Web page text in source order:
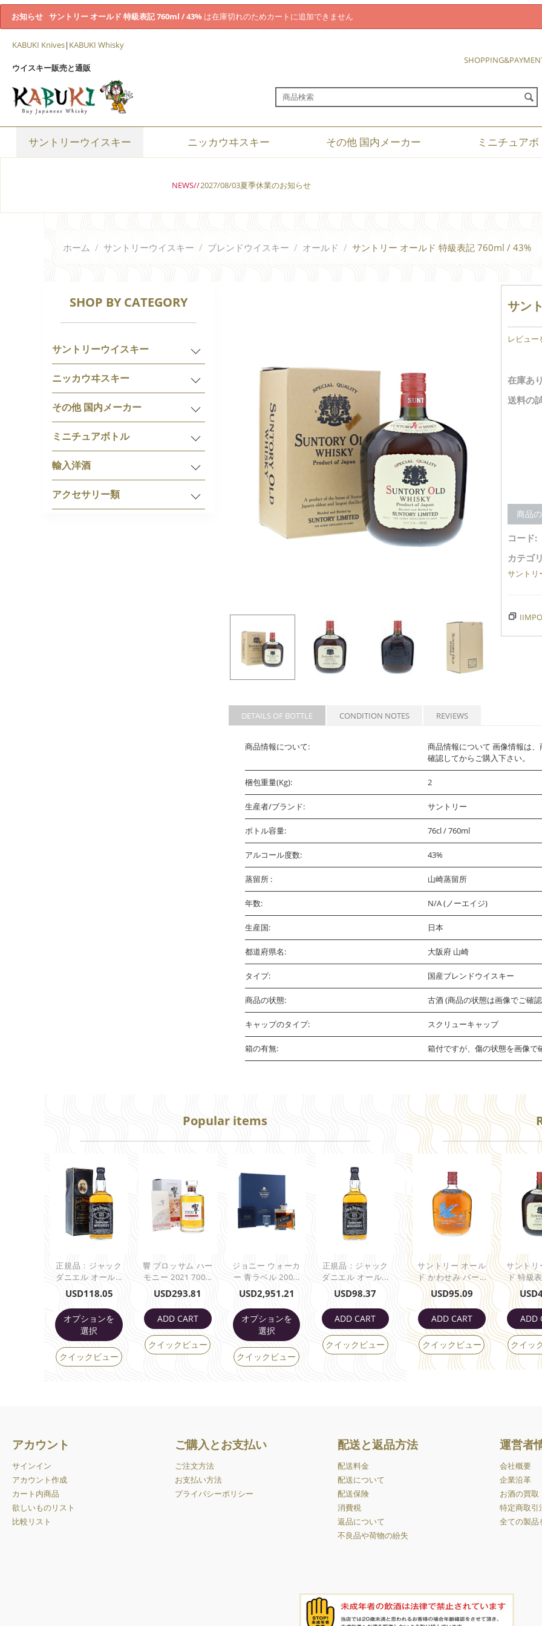
お知らせ サントリー オールド 特級表記 760ml / 43% は在庫切れのためカートに追加できません
KABUKI Knives| KABUKI Whisky
ウイスキー販売と通販
サントリーウイスキー ニッカウヰスキー その他 国内メーカー ミニチュア
NEWS//2027/08/03夏季休業のお知らせ
ホーム / サントリーウイスキー / ブレンドウイスキー / オールド / サントリー オールド 特級表記 760ml / 43%
SHOP BY CATEGORY
サントリーウイスキー
ニッカウヰスキー
その他 国内メーカー
ミニチュアボトル
輸入洋酒
アクセサリー類
サン
レビュー
在庫あ
送料の
商品
コード:
カテゴ
サントリ
DETAILS OF BOTTLE CONDITION NOTES REVIEWS
商品情報について:
商品情報について 画像情報は
確認してからご購入下さい。
梱包重量(Kg): 2
生産者/ブランド: サントリー
ボトル容量: 76cl / 760ml
アルコール度数: 43%
蒸留所 : 山崎蒸留所
年数: N/A (ノーエイジ)
生産国: 日本
都道府県名: 大阪府 山崎
タイプ: 国産ブレンドウイスキー
商品の状態: 古酒 (商品の状態は画像でご確認
キャップのタイプ: スクリューキャップ
箱の有無: 箱付ですが、傷の状態を画像で
Popular items
正規品：ジャック
ダニエル オール...
USD118.05
オプションを
選択
クイックビュー
響 ブロッサム ハー
モニー 2021 700...
USD293.81
ADD CART
クイックビュー
ジョニー ウォーカ
ー 青ラベル 200...
USD2,951.21
オプションを
選択
クイックビュー
正規品：ジャック
ダニエル オール...
USD98.37
ADD CART
クイックビュー
サントリー オール
ド かわせみ バー...
USD95.09
ADD CART
クイックビュー
サントリ
ド 特級
USD
ADD
クイッ
アカウント
サインイン
アカウント作成
カート内商品
欲しいものリスト
比較リスト
ご購入とお支払い
ご注文方法
お支払い方法
プライバシーポリシー
配送と返品方法
配送料金
配送について
配送保険
消費税
返品について
不良品や荷物の紛失
運営者
会社概要
企業沿革
お酒の買取
特定商取引
全ての製品